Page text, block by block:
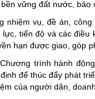
vững đất nước,
nhiệm vụ, đề án,
tiến độ và các
hạn được giao, góp
trình hành
để thúc đẩy phát
của người dân,